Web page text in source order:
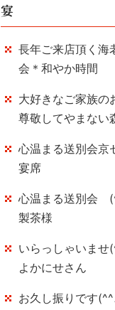
宴
長年ご来店頂く海
会＊和やか時間
大好きなご家族の
尊敬してやまない
心温まる送別会京
宴席
心温まる送別会
製茶様
いらっしゃいま
よかにせさん
お久し振りです